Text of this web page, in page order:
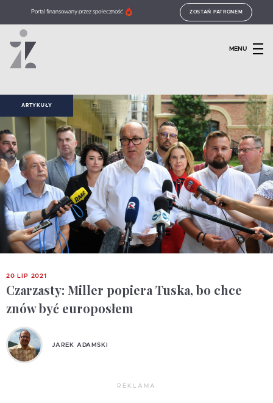
Portal finansowany przez społeczność ZOSTAŃ PATRONEM
MENU
ARTYKUŁY
20 LIP 2021
Czarzasty: Miller popiera Tuska, bo chce
znów być europosłem
JAREK ADAMSKI
REKLAMA